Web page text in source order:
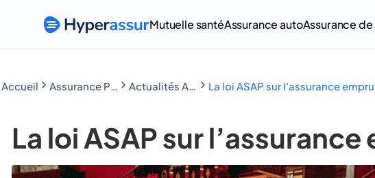
Mutuelle santéAssurance autoAssurance
Accueil La loi ASAP sur l’assurance
La loi ASAP sur